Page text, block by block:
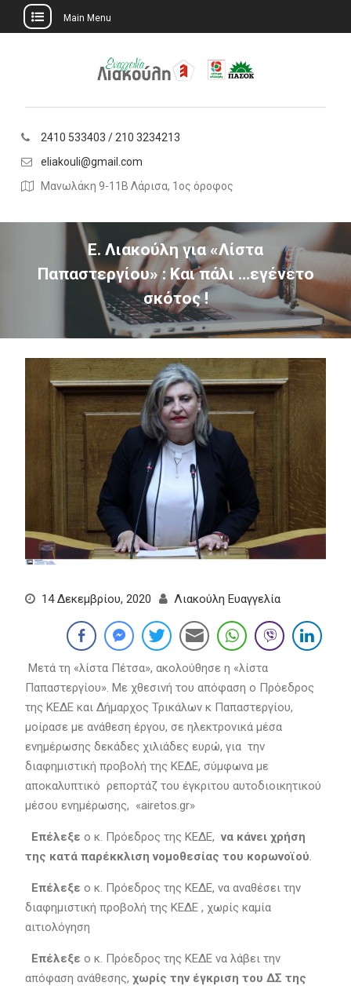
Main Menu
2410 533403 / 210 3234213
eliakouli@gmail.com
Μανωλάκη 9-11Β Λάρισα, 1ος όροφος
Ε. Λιακούλη για «Λίστα
Παπαστεργίου» : Και πάλι …εγένετο
σκότος !
14 Δεκεμβρίου, 2020 Λιακούλη Ευαγγελία
Μετά τη «λίστα Πέτσα», ακολούθησε η «λίστα
Παπαστεργίου». Με χθεσινή του απόφαση ο Πρόεδρος
της ΚΕΔΕ και Δήμαρχος Τρικάλων κ Παπαστεργίου,
μοίρασε με ανάθεση έργου, σε ηλεκτρονικά μέσα
ενημέρωσης δεκάδες χιλιάδες ευρώ, για την
διαφημιστική προβολή της ΚΕΔΕ, σύμφωνα με
αποκαλυπτικό ρεπορτάζ του έγκριτου αυτοδιοικητικού
μέσου ενημέρωσης, «airetos.gr»
Επέλεξε ο κ. Πρόεδρος της ΚΕΔΕ,να κάνει χρήση
της κατά παρέκκλιση νομοθεσίας του κορωνοϊού.
Επέλεξε ο κ. Πρόεδρος της ΚΕΔΕ, να αναθέσει την
διαφημιστική προβολή της ΚΕΔΕ , χωρίς καμία
αιτιολόγηση
Επέλεξε ο κ. Πρόεδρος της ΚΕΔΕ να λάβει την
απόφαση ανάθεσης, χωρίς την έγκριση του ΔΣ της